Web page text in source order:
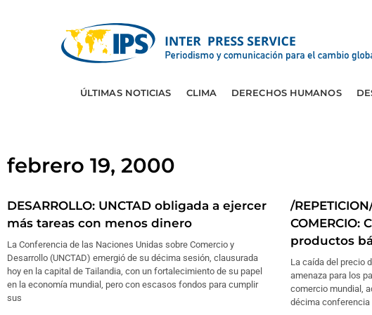
ÚLTIMAS NOTICIAS CLIMA DERECHOS HUMANOS
febrero 19, 2000
DESARROLLO: UNCTAD obligada a ejercer
más tareas con menos dinero
La Conferencia de las Naciones Unidas sobre Comercio y
Desarrollo (UNCTAD) emergió de su décima sesión, clausurada
hoy en la capital de Tailandia, con un fortalecimiento de su papel
en la economía mundial, pero con escasos fondos para cumplir
sus
/
COMERCIO:
productos
La caída del precio
amenaza para los
comercio mundial,
décima conferencia